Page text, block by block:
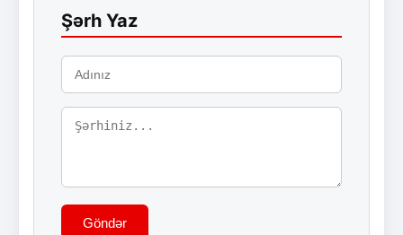
Şərh Yaz
Göndər